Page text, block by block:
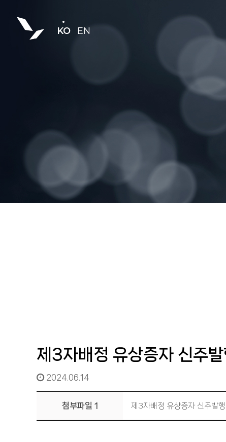
KO EN
제3자배정 유상증자 신주
2024.06.14
첨부파일 1 제3자배정 유상증자 신주발